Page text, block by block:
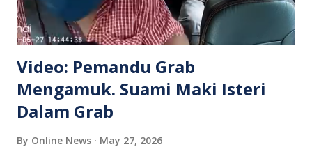
Video: Pemandu Grab
Mengamuk. Suami Maki Isteri
Dalam Grab
By Online News May 27, 2026